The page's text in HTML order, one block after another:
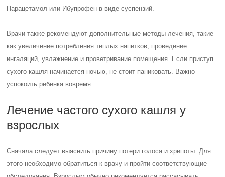
Парацетамол или Ибупрофен в виде суспензий.
Врачи также рекомендуют дополнительные методы лечения, такие
как увеличение потребления теплых напитков, проведение
ингаляций, увлажнение и проветривание помещения. Если приступ
сухого кашля начинается ночью, не стоит паниковать. Важно
успокоить ребенка вовремя.
Лечение частого сухого кашля у
взрослых
Сначала следует выяснить причину потери голоса и хрипоты. Для
этого необходимо обратиться к врачу и пройти соответствующие